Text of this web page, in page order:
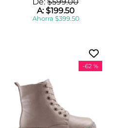
A:$199.50
Ahorra $399.50
-62 %